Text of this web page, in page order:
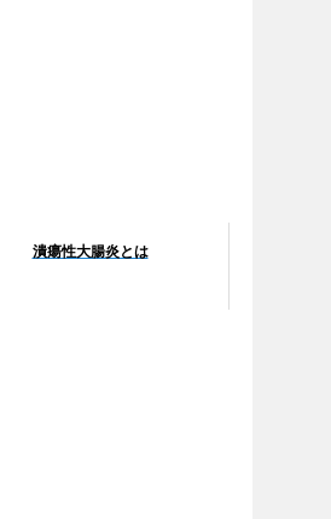
潰瘍性大腸炎とは